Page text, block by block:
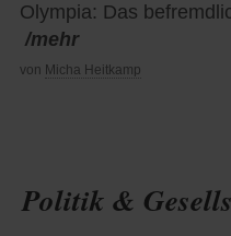
Olympia: Das
/mehr
von Micha Heitkamp
Politik &